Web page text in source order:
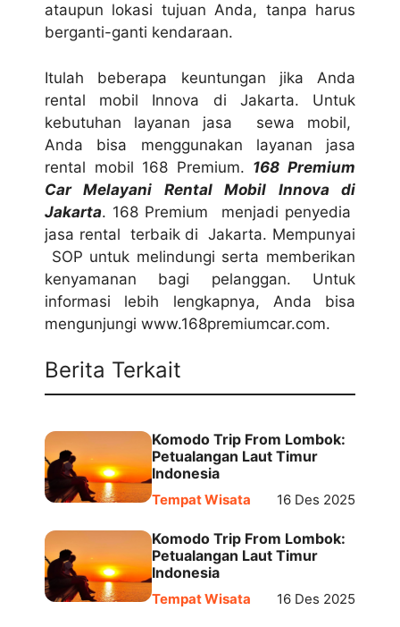
ataupun lokasi tujuan Anda, tanpa harus
berganti-ganti kendaraan.
Itulah beberapa keuntungan jika Anda
rental mobil Innova di Jakarta. Untuk
kebutuhan layanan jasa sewa mobil,
Anda bisa menggunakan layanan jasa
rental mobil 168 Premium. 168 Premium
Car Melayani Rental Mobil Innova di
Jakarta. 168 Premium menjadi penyedia
jasa rental terbaik di Jakarta. Mempunyai
SOP untuk melindungi serta memberikan
kenyamanan bagi pelanggan. Untuk
informasi lebih lengkapnya, Anda bisa
mengunjungi www.168premiumcar.com.
Berita Terkait
Komodo Trip From Lombok:
Petualangan Laut Timur
Indonesia
Tempat Wisata 16 Des 2025
Komodo Trip From Lombok:
Petualangan Laut Timur
Indonesia
Tempat Wisata 16 Des 2025